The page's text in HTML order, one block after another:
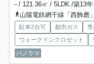
- / 121.36㎡ / 5LDK /築13年
山陽電鉄網干線「西飾磨
駐車2台可 都市ガス 専
ウォークインクロゼット
パノラマ